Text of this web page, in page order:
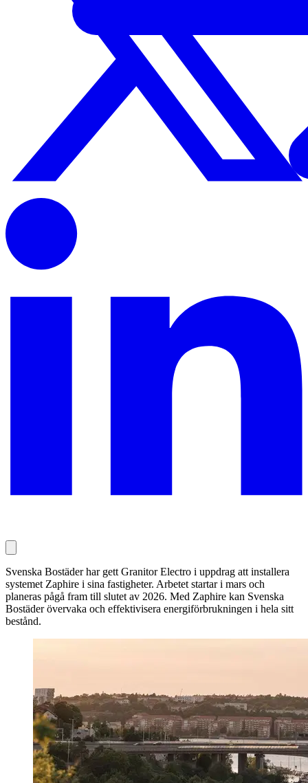
Svenska Bostäder har gett Granitor Electro i uppdrag att installera
systemet Zaphire i sina fastigheter. Arbetet startar i mars och
planeras pågå fram till slutet av 2026. Med Zaphire kan Svenska
Bostäder övervaka och effektivisera energiförbrukningen i hela sitt
bestånd.